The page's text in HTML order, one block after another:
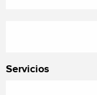
Servicios